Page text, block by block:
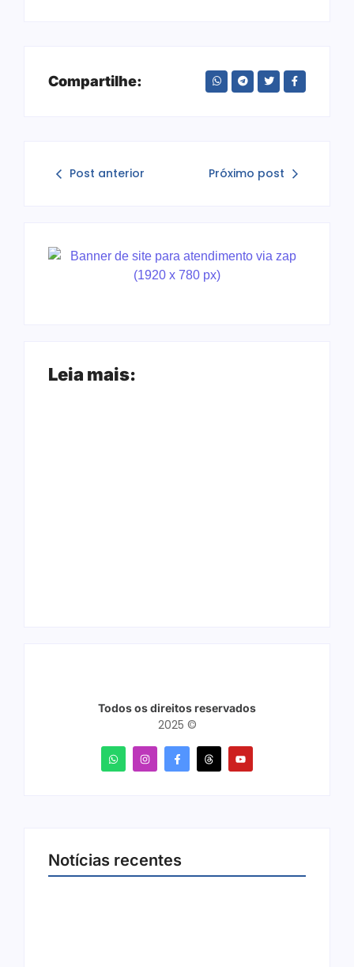
Compartilhe:
Post anterior Próximo post
Leia mais:
Todos os direitos reservados
2025 ©
Notícias recentes